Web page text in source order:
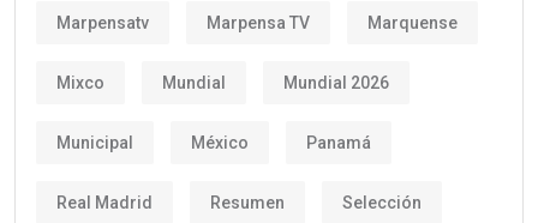
Marpensatv Marpensa TV Marquense
Mixco Mundial Mundial 2026
Municipal México Panamá
Real Madrid Resumen Selección